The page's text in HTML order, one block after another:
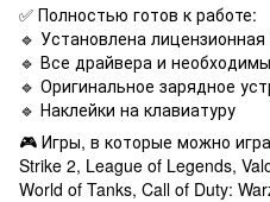
✅ Полностью готов к работе:
🔹 Установлена лицензионная
🔹 Все драйвера и
🔹 Оригинальное зарядное
🔹 Наклейки на клавиатуру
🎮 Игры, в которые можно
Strike 2, League of Legends,
World of Tanks, Call of Duty: